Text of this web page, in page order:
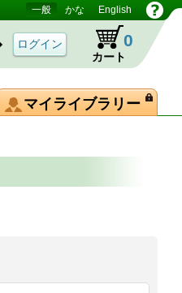
一般 かな English
カート
0
マイライブラリー